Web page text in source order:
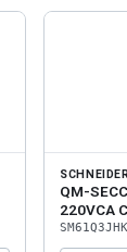
QM-
220VCA